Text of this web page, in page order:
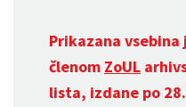
Prikazana vsebina
členom ZoUL
lista, izdane po